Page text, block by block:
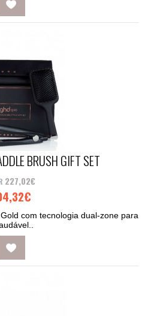
BRUSH GIFT SET
227,02€
com tecnologia dual-zone para